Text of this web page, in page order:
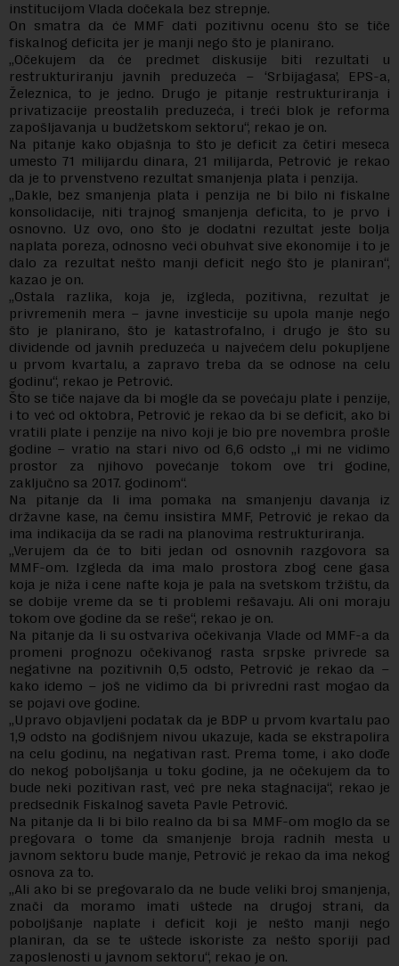
institucijom Vlada dočekala bez strepnje.
On smatra da će MMF dati pozitivnu ocenu što se tiče
fiskalnog deficita jer je manji nego što je planirano.
„Očekujem da će predmet diskusije biti rezultati u
restrukturiranju javnih preduzeća – ‘Srbijagasa’, EPS-a,
Železnica, to je jedno. Drugo je pitanje restrukturiranja i
privatizacije preostalih preduzeća, i treći blok je reforma
zapošljavanja u budžetskom sektoru“, rekao je on.
Na pitanje kako objašnja to što je deficit za četiri meseca
umesto 71 milijardu dinara, 21 milijarda, Petrović je rekao
da je to prvenstveno rezultat smanjenja plata i penzija.
„Dakle, bez smanjenja plata i penzija ne bi bilo ni fiskalne
konsolidacije, niti trajnog smanjenja deficita, to je prvo i
osnovno. Uz ovo, ono što je dodatni rezultat jeste bolja
naplata poreza, odnosno veći obuhvat sive ekonomije i to je
dalo za rezultat nešto manji deficit nego što je planiran“,
kazao je on.
„Ostala razlika, koja je, izgleda, pozitivna, rezultat je
privremenih mera – javne investicije su upola manje nego
što je planirano, što je katastrofalno, i drugo je što su
dividende od javnih preduzeća u najvećem delu pokupljene
u prvom kvartalu, a zapravo treba da se odnose na celu
godinu“, rekao je Petrović.
Što se tiče najave da bi mogle da se povećaju plate i penzije,
i to već od oktobra, Petrović je rekao da bi se deficit, ako bi
vratili plate i penzije na nivo koji je bio pre novembra prošle
godine – vratio na stari nivo od 6,6 odsto „i mi ne vidimo
prostor za njihovo povećanje tokom ove tri godine,
zaključno sa 2017. godinom“.
Na pitanje da li ima pomaka na smanjenju davanja iz
državne kase, na čemu insistira MMF, Petrović je rekao da
ima indikacija da se radi na planovima restrukturiranja.
„Verujem da će to biti jedan od osnovnih razgovora sa
MMF-om. Izgleda da ima malo prostora zbog cene gasa
koja je niža i cene nafte koja je pala na svetskom tržištu, da
se dobije vreme da se ti problemi rešavaju. Ali oni moraju
tokom ove godine da se reše“, rekao je on.
Na pitanje da li su ostvariva očekivanja Vlade od MMF-a da
promeni prognozu očekivanog rasta srpske privrede sa
negativne na pozitivnih 0,5 odsto, Petrović je rekao da –
kako idemo – još ne vidimo da bi privredni rast mogao da
se pojavi ove godine.
„Upravo objavljeni podatak da je BDP u prvom kvartalu pao
1,9 odsto na godišnjem nivou ukazuje, kada se ekstrapolira
na celu godinu, na negativan rast. Prema tome, i ako dođe
do nekog poboljšanja u toku godine, ja ne očekujem da to
bude neki pozitivan rast, već pre neka stagnacija“, rekao je
predsednik Fiskalnog saveta Pavle Petrović.
Na pitanje da li bi bilo realno da bi sa MMF-om moglo da se
pregovara o tome da smanjenje broja radnih mesta u
javnom sektoru bude manje, Petrović je rekao da ima nekog
osnova za to.
„Ali ako bi se pregovaralo da ne bude veliki broj smanjenja,
znači da moramo imati uštede na drugoj strani, da
poboljšanje naplate i deficit koji je nešto manji nego
planiran, da se te uštede iskoriste za nešto sporiji pad
zaposlenosti u javnom sektoru“, rekao je on.